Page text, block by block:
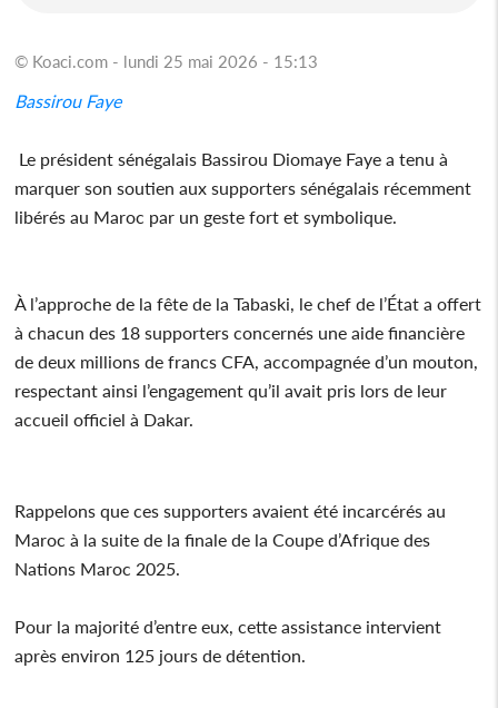
© Koaci.com - lundi 25 mai 2026 - 15:13
Bassirou Faye
‎ ‎Le président sénégalais Bassirou Diomaye Faye a tenu à
marquer son soutien aux supporters sénégalais récemment
libérés au Maroc par un geste fort et symbolique.
‎À l’approche de la fête de la Tabaski, le chef de l’État a offert
à chacun des 18 supporters concernés une aide financière
de deux millions de francs CFA, accompagnée d’un mouton,
respectant ainsi l’engagement qu’il avait pris lors de leur
accueil officiel à Dakar.
‎Rappelons que ces supporters avaient été incarcérés au
Maroc à la suite de la finale de la Coupe d’Afrique des
Nations Maroc 2025.
‎Pour la majorité d’entre eux, cette assistance intervient
après environ 125 jours de détention.